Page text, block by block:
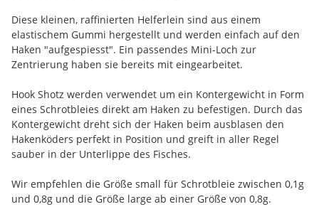
Diese kleinen, raffinierten Helferlein sind aus einem
elastischem Gummi hergestellt und werden einfach auf den
Haken "aufgespiesst". Ein passendes Mini-Loch zur
Zentrierung haben sie bereits mit eingearbeitet.
Hook Shotz werden verwendet um ein Kontergewicht in Form
eines Schrotbleies direkt am Haken zu befestigen. Durch das
Kontergewicht dreht sich der Haken beim ausblasen den
Hakenköders perfekt in Position und greift in aller Regel
sauber in der Unterlippe des Fisches.
Wir empfehlen die Größe small für Schrotbleie zwischen 0,1g
und 0,8g und die Größe large ab einer Größe von 0,8g.